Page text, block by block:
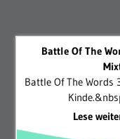
Battle Of The
Battle Of The Words
Lese